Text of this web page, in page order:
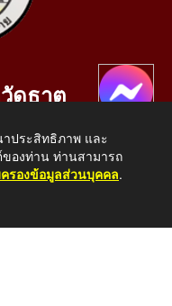
ดธาตุ
43000
าร: 042-414759
าประสิทธิภาพ และ
องท่าน ท่านสามารถ
รองข้อมูลส่วนบุคคล.